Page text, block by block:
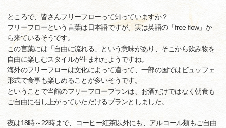
ところで、皆さんフリーフローって知っていますか？
フリーフローという言葉は日本語ですが、実は英語の「free flow」か
ら来ているそうです。
この言葉には「自由に流れる」という意味があり、そこから飲み物を
自由に楽しむスタイルが生まれたようですね。
海外のフリーフローは文化によって違って、一部の国ではビュッフェ
形式で食事も楽しめることが多いそうです。
ということで当館のフリーフロープランは、お酒だけではなく朝食も
ご自由に召し上がっていただけるプランとしました。
夜は18時～22時まで、コーヒー紅茶以外にも、アルコール類もご自由